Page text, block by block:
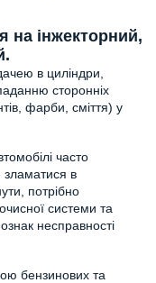
на інжекторний,
в циліндри,
сторонніх
фарби, сміття) у
часто
в
потрібно
системи та
несправності
бензинових та